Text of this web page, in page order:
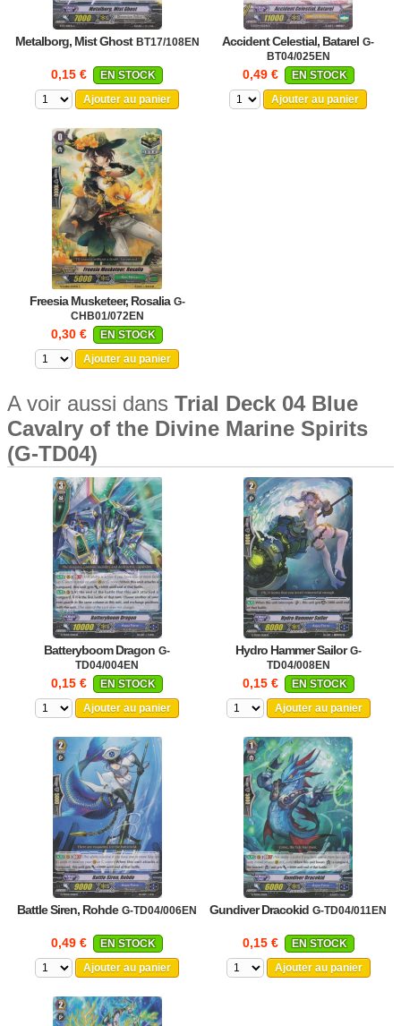
Metalborg, Mist Ghost BT17/108EN
0,15 €
EN STOCK
Ajouter au panier
Accident Celestial, Batarel G-
BT04/025EN
0,49 €
EN STOCK
Ajouter au panier
Freesia Musketeer, Rosalia G-
CHB01/072EN
0,30 €
EN STOCK
Ajouter au panier
A voir aussi dans Trial Deck 04 Blue
Cavalry of the Divine Marine Spirits
(G-TD04)
Batteryboom Dragon G-
TD04/004EN
0,15 €
EN STOCK
Ajouter au panier
Hydro Hammer Sailor G-
TD04/008EN
0,15 €
EN STOCK
Ajouter au panier
Battle Siren, Rohde G-TD04/006EN
0,49 €
EN STOCK
Ajouter au panier
Gundiver Dracokid G-TD04/011EN
0,15 €
EN STOCK
Ajouter au panier